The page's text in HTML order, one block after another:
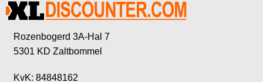
Rozenbogerd 3A-Hal 7
5301 KD Zaltbommel
KvK: 84848162